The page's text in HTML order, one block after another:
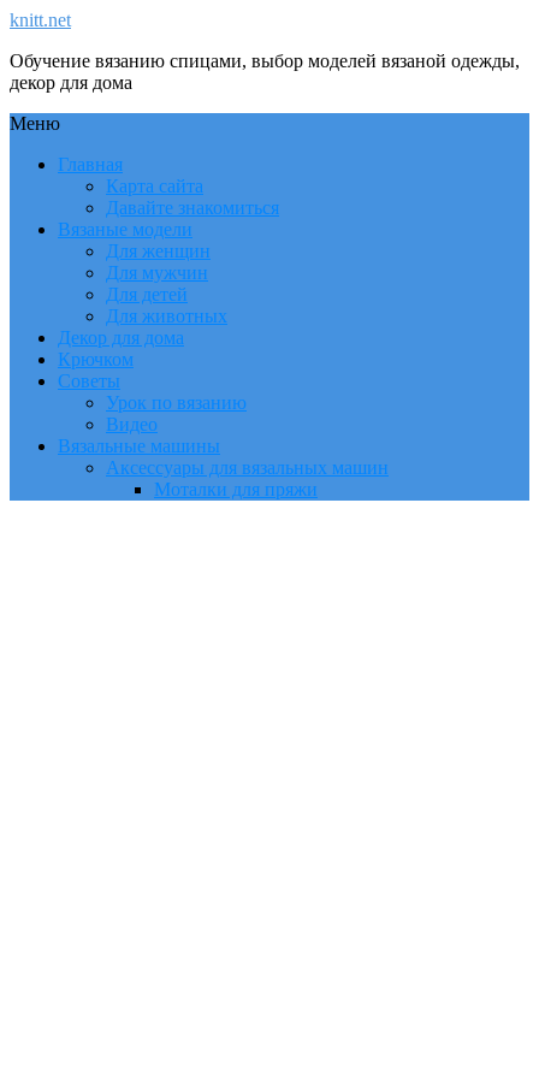
knitt.net
Обучение вязанию спицами, выбор моделей вязаной одежды,
декор для дома
Меню
Главная
Карта сайта
Давайте знакомиться
Вязаные модели
Для женщин
Для мужчин
Для детей
Для животных
Декор для дома
Крючком
Советы
Урок по вязанию
Видео
Вязальные машины
Аксессуары для вязальных машин
Моталки для пряжи